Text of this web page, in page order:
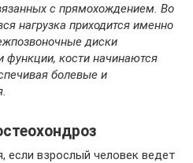
с прямохождением. Во
нагрузка приходится именно
диски
функции, кости начинаются
болевые и
если взрослый человек ведет